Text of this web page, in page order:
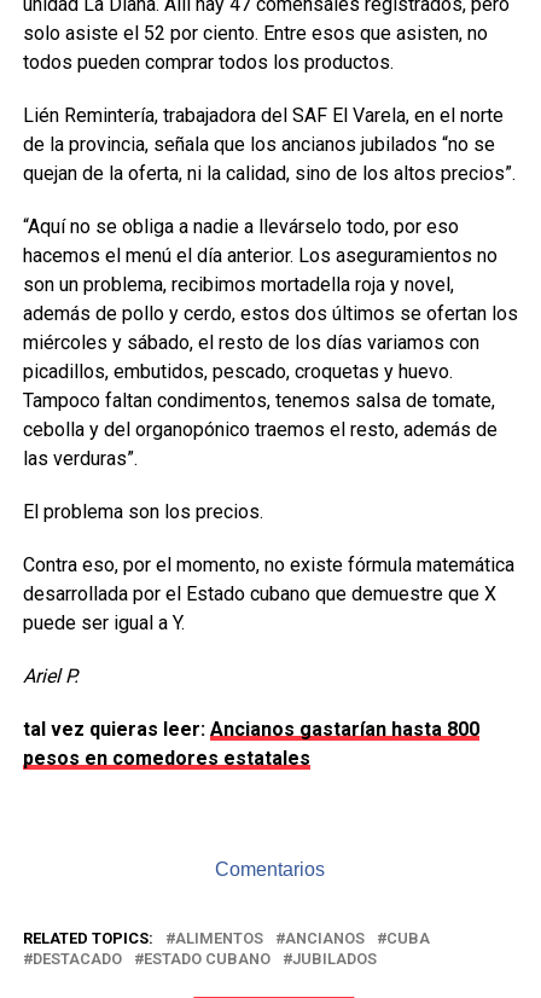
solo asiste el 52 por ciento. Entre esos que asisten, no
todos pueden comprar todos los productos.
Lién Remintería, trabajadora del SAF El Varela, en el norte
de la provincia, señala que los ancianos jubilados “no se
quejan de la oferta, ni la calidad, sino de los altos precios”.
“Aquí no se obliga a nadie a llevárselo todo, por eso
hacemos el menú el día anterior. Los aseguramientos no
son un problema, recibimos mortadella roja y novel,
además de pollo y cerdo, estos dos últimos se ofertan los
miércoles y sábado, el resto de los días variamos con
picadillos, embutidos, pescado, croquetas y huevo.
Tampoco faltan condimentos, tenemos salsa de tomate,
cebolla y del organopónico traemos el resto, además de
las verduras”.
El problema son los precios.
Contra eso, por el momento, no existe fórmula matemática
desarrollada por el Estado cubano que demuestre que X
puede ser igual a Y.
Ariel P.
tal vez quieras leer: Ancianos gastarían hasta 800
pesos en comedores estatales
Comentarios
RELATED TOPICS: ALIMENTOS ANCIANOS
CUBA
DESTACADO
ESTADO CUBANO JUBILADOS